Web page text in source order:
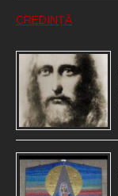
CREDINȚĂ